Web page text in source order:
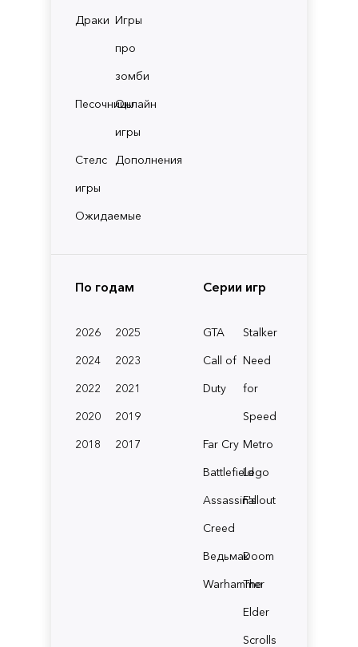
Драки Игры
про
зомби
ПесочницыОнлайн
игры
Стелс
игры
Дополнения
Ожидаемые
По годам
2026
2025
2024
2023
2022
2021
2020
2019
2018
2017
Серии игр
GTA
Stalker
Call of
Duty
Need
for
Speed
Far Cry Metro
BattlefieldLego
Assassin's
Creed
Fallout
ВедьмакDoom
Warhammer
The
Elder
Scrolls